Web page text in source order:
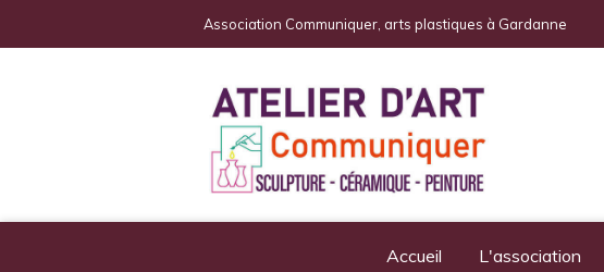
Association Communiquer, arts plastiques à Gardanne
Accueil L'association